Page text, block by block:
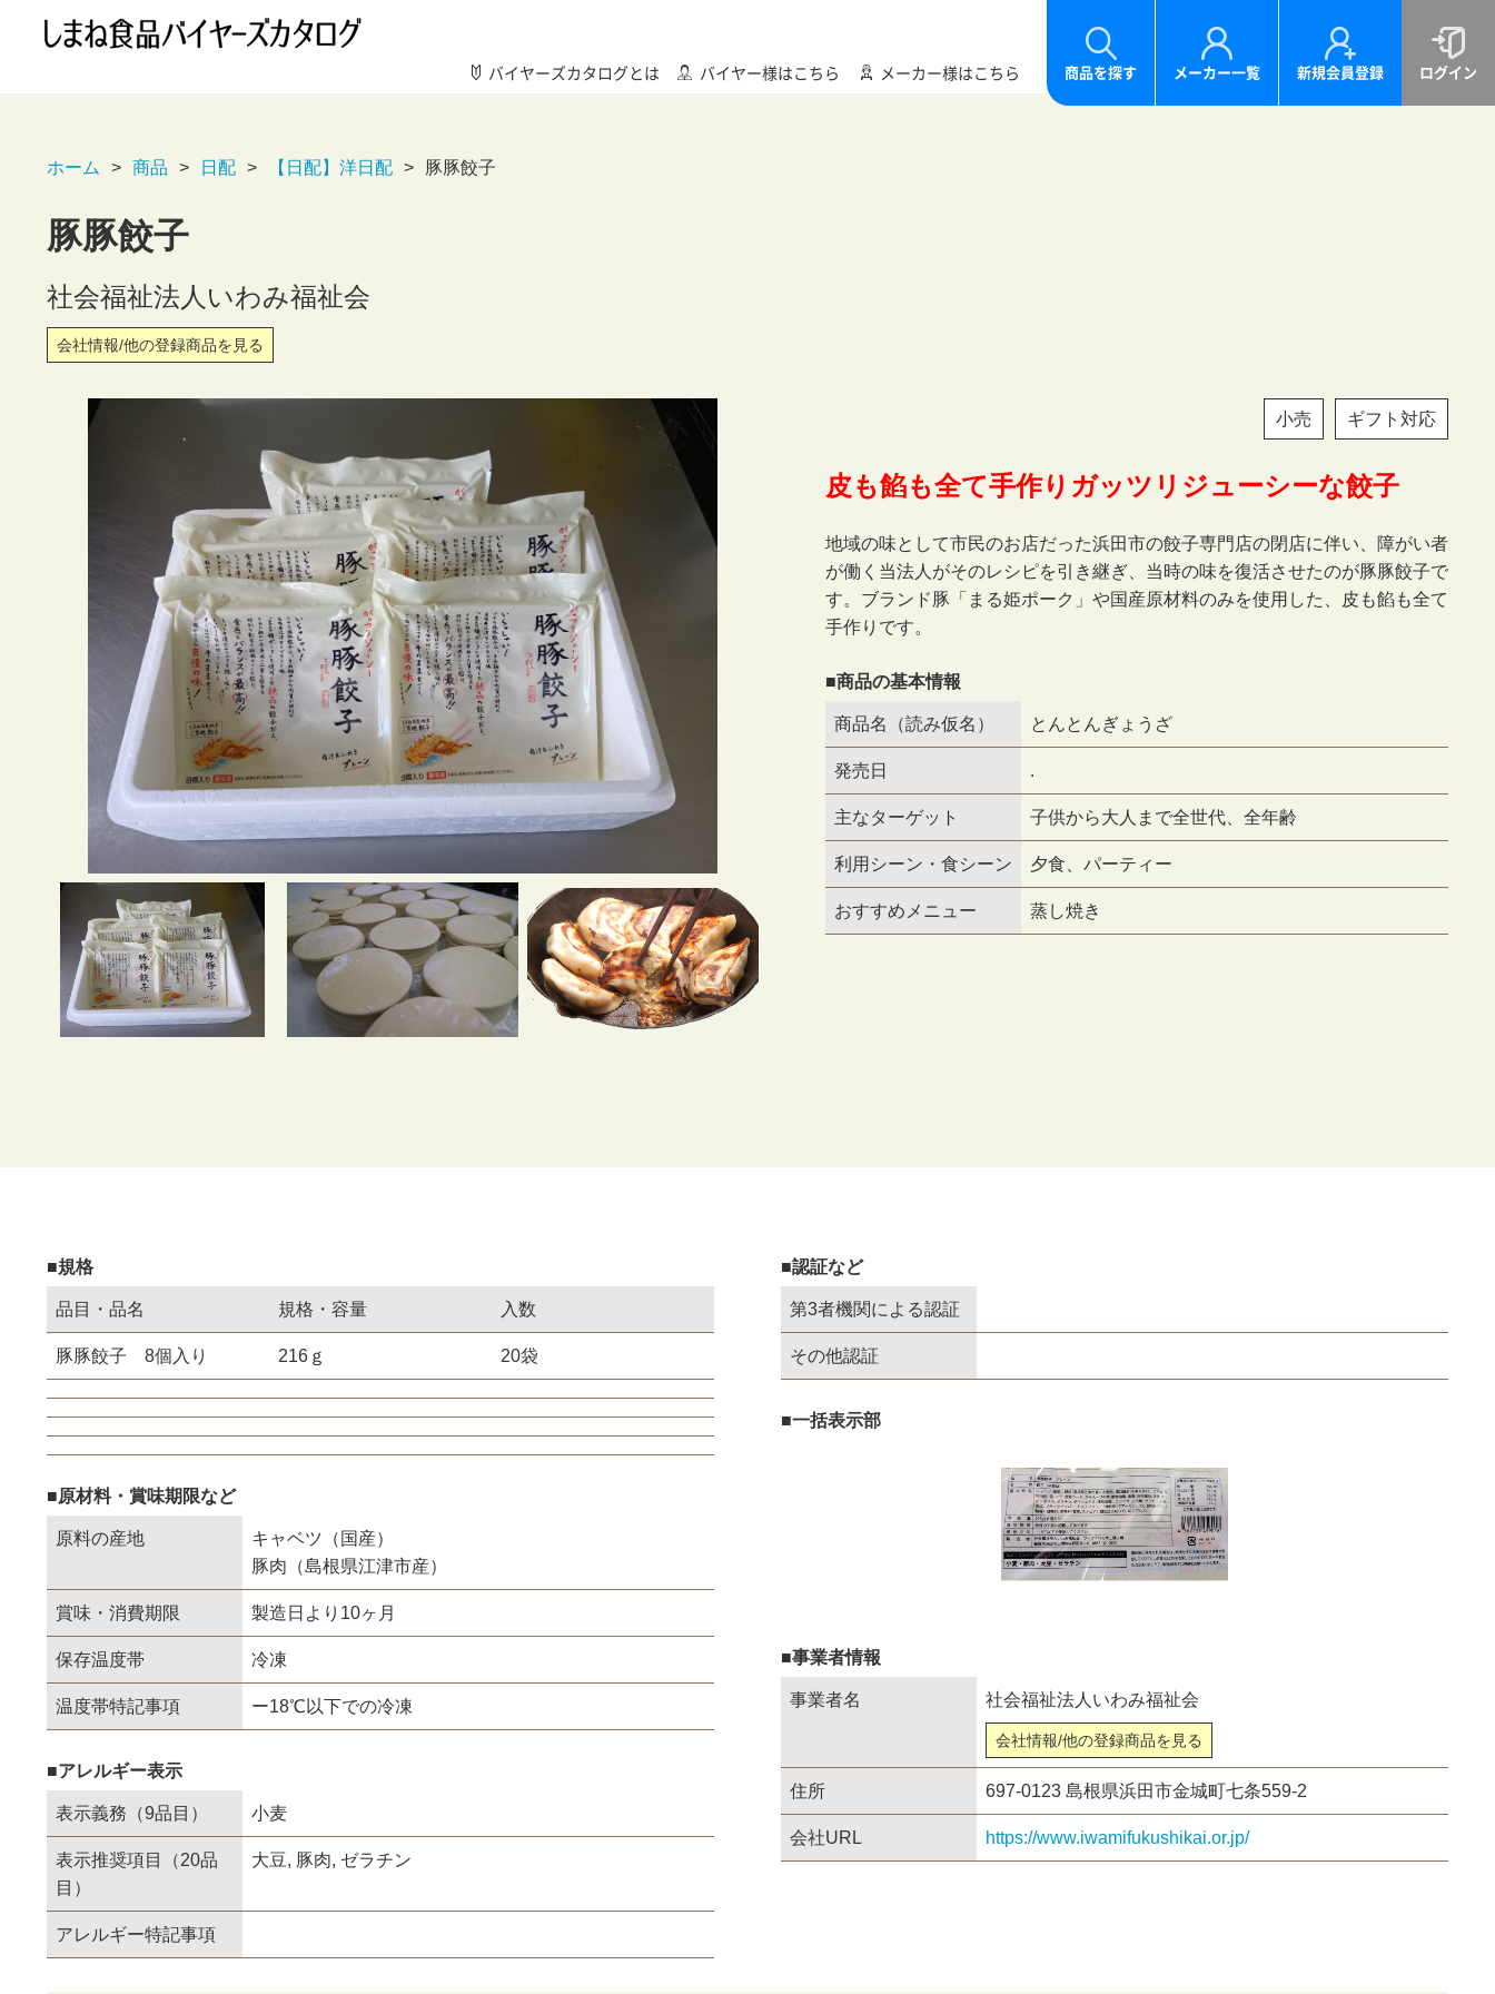
バイヤーズカタログとは バイヤー様はこちら メーカー様はこちら 商品を探す メーカー一覧 新規会員登録 ログイン
ホーム 商品 日配 【日配】洋日配 豚豚餃子
豚豚餃子
社会福祉法人いわみ福祉会
会社情報/他の登録商品を見る
小売 ギフト対応
皮も餡も全て手作りガッツリジューシーな餃子
地域の味として市民のお店だった浜田市の餃子専門店の閉店に伴い、障がい者
が働く当法人がそのレシピを引き継ぎ、当時の味を復活させたのが豚豚餃子で
す。ブランド豚「まる姫ポーク」や国産原材料のみを使用した、皮も餡も全て
手作りです。
■商品の基本情報
商品名（読み仮名） とんとんぎょうざ
発売日 .
主なターゲット 子供から大人まで全世代、全年齢
利用シーン・食シーン 夕食、パーティー
おすすめメニュー 蒸し焼き
■規格
品目・品名 規格・容量 入数
豚豚餃子 8個入り 216ｇ 20袋
■原材料・賞味期限など
原料の産地
キャベツ（国産）
豚肉（島根県江津市産）
賞味・消費期限 製造日より10ヶ月
保存温度帯 冷凍
温度帯特記事項 ー18℃以下での冷凍
■アレルギー表示
表示義務（9品目） 小麦
表示推奨項目（20品
目）
大豆, 豚肉, ゼラチン
アレルギー特記事項
■認証など
第3者機関による認証
その他認証
■一括表示部
■事業者情報
事業者名 社会福祉法人いわみ福祉会
会社情報/他の登録商品を見る
住所 697-0123 島根県浜田市金城町七条559-2
会社URL https://www.iwamifukushikai.or.jp/